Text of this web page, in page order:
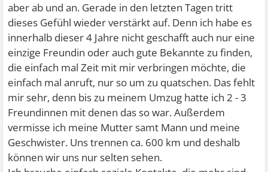
aber ab und an. Gerade in den letzten Tagen tritt
dieses Gefühl wieder verstärkt auf. Denn ich habe es
innerhalb dieser 4 Jahre nicht geschafft auch nur eine
einzige Freundin oder auch gute Bekannte zu finden,
die einfach mal Zeit mit mir verbringen möchte, die
einfach mal anruft, nur so um zu quatschen. Das fehlt
mir sehr, denn bis zu meinem Umzug hatte ich 2 - 3
Freundinnen mit denen das so war. Außerdem
vermisse ich meine Mutter samt Mann und meine
Geschwister. Uns trennen ca. 600 km und deshalb
können wir uns nur selten sehen.